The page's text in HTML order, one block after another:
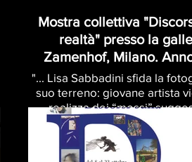
Mostra collettiva
realtà" presso la
Zamenhof, Milano.
"... Lisa Sabbadini sfida la
suo terreno: giovane artista
realizza dei “mossi”
raffinatissimi ;..."
Virgilio Patarini.